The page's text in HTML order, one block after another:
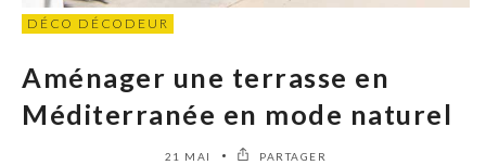
DÉCO DÉCODEUR
Aménager une terrasse en
Méditerranée en mode naturel
21 MAI PARTAGER